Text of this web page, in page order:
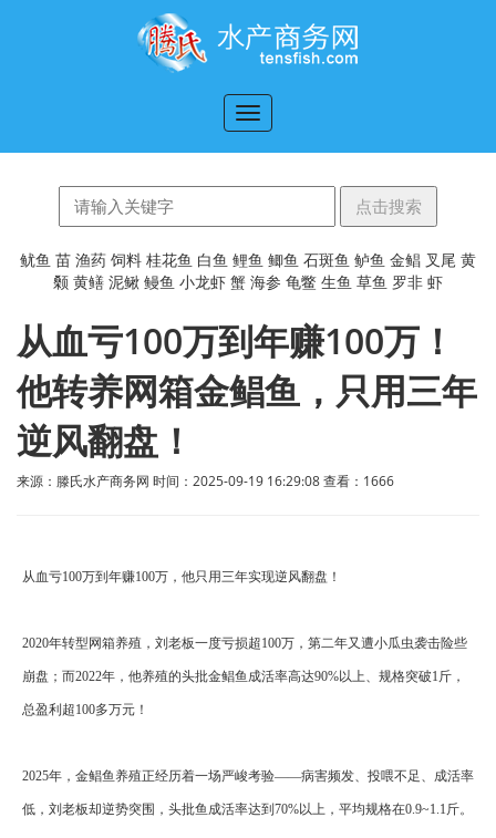
切
换
导
航
鱿鱼 苗 渔药 饲料 桂花鱼 白鱼 鲤鱼 鲫鱼 石斑鱼 鲈鱼 金鲳 叉尾 黄
颡 黄鳝 泥鳅 鳗鱼 小龙虾 蟹 海参 龟鳖 生鱼 草鱼 罗非 虾
从血亏100万到年赚100万！
他转养网箱金鲳鱼，只用三年
逆风翻盘！
来源：滕氏水产商务网 时间：2025-09-19 16:29:08 查看： 1666
从血亏100万到年赚100万，他只用三年实现逆风翻盘！
2020年转型网箱养殖，刘老板一度亏损超100万，第二年又遭小瓜虫袭击险些
崩盘；而2022年，他养殖的头批金鲳鱼成活率高达90%以上、规格突破1斤，
总盈利超100多万元！
2025年，金鲳鱼养殖正经历着一场严峻考验——病害频发、投喂不足、成活率
低，刘老板却逆势突围，头批鱼成活率达到70%以上，平均规格在0.9~1.1斤。